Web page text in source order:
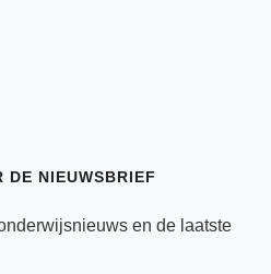
DE NIEUWSBRIEF
en de laatste